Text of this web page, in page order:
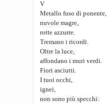
V
Metallo fuso di ponente,
nuvole magre,
rotte azzurre.
Tremano i ricordi.
Oltre la luce,
affondano i muri verdi.
Fiori asciutti.
I tuoi occhi,
ignei,
non sono più specchi: